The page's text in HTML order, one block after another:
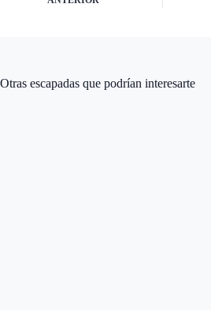
Otras escapadas que podrían interesarte